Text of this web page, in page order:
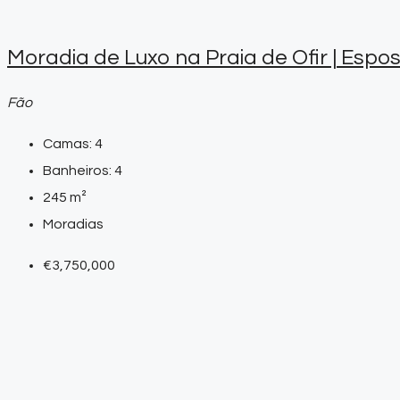
Moradia de Luxo na Praia de Ofir |
Fão
Camas: 4
Banheiros: 4
245 m²
Moradias
€3,750,000